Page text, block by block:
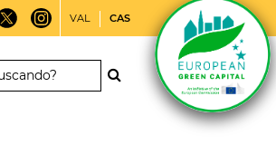
VAL CAS